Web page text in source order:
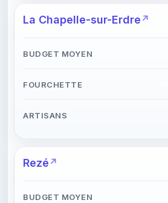
La Chapelle-sur-Erdre
Rezé